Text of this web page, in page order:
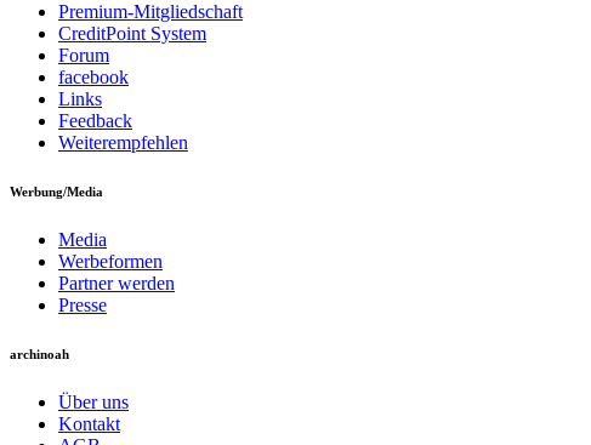
Premium-Mitgliedschaft
CreditPoint System
Forum
facebook
Links
Feedback
Weiterempfehlen
Werbung/Media
Media
Werbeformen
Partner werden
Presse
archinoah
Über uns
Kontakt